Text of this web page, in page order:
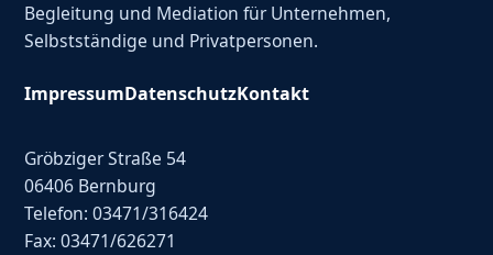
Begleitung und Mediation für Unternehmen,
Selbstständige und Privatpersonen.
ImpressumDatenschutzKontakt
Gröbziger Straße 54
06406 Bernburg
Telefon: 03471/316424
Fax: 03471/626271